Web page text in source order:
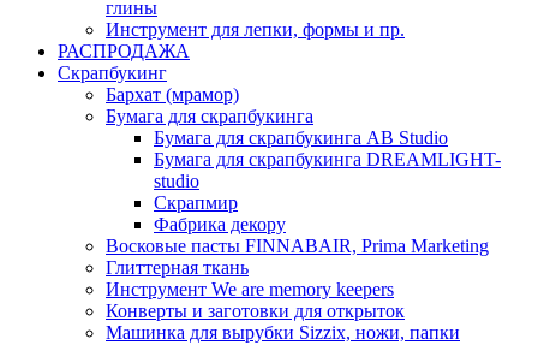
глины
Инструмент для лепки, формы и пр.
РАСПРОДАЖА
Скрапбукинг
Бархат (мрамор)
Бумага для скрапбукинга
Бумага для скрапбукинга AB Studio
Бумага для скрапбукинга DREAMLIGHT-
studio
Скрапмир
Фабрика декору
Восковые пасты FINNABAIR, Prima Marketing
Глиттерная ткань
Инструмент We are memory keepers
Конверты и заготовки для открыток
Машинка для вырубки Sizzix, ножи, папки